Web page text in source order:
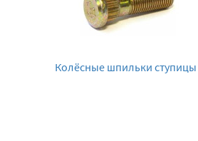
Колёсные шпильки ступицы